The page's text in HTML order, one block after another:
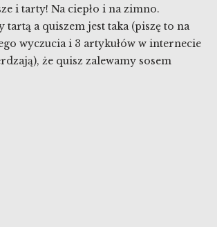
i tarty! Na ciepło i na zimno.
tartą a quiszem jest taka (piszę to na
wyczucia i 3 artykułów w internecie
że quisz zalewamy sosem